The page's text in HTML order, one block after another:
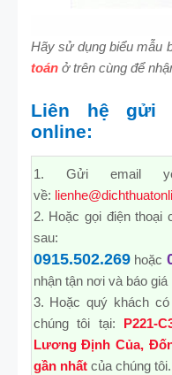
Hãy sử dụng biểu mẫu
toán ở trên cùng để
Liên hệ gửi
online:
1. Gửi email
về:
2. Hoặc gọi điện thoại
sau:
0915.502.269 hoặc
nhận tận nơi và báo giá
3. Hoặc quý khách
chúng tôi tại: P221-
Lương Định Của,
gần nhấtcủa chúng tôi.